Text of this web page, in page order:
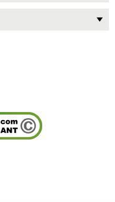
giúp giảm đến 80% lượng
Bạn có thể thưởng
cá chiên… mà không